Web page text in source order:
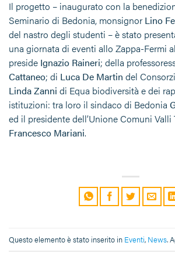
Il progetto – inaugurato con la
Seminario di Bedonia, monsignor Lino
del nastro degli studenti – è stato
una giornata di eventi allo Zappa-Fermi
preside Ignazio Raineri; della
Cattaneo; di Luca De Martin del
Linda Zanni di Equa biodiversità e dei
istituzioni: tra loro il sindaco di Bedonia
ed il presidente dell’Unione Comuni Valli
Francesco Mariani.
Questo elemento è stato inserito in Eventi, News.